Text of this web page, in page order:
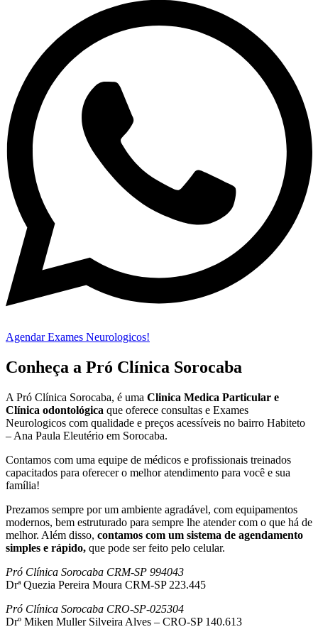
Agendar Exames Neurologicos!
Conheça a Pró Clínica Sorocaba
A Pró Clínica Sorocaba, é uma Clinica Medica Particular e
Clínica odontológica que oferece consultas e Exames
Neurologicos com qualidade e preços acessíveis no bairro Habiteto
– Ana Paula Eleutério em Sorocaba.
Contamos com uma equipe de médicos e profissionais treinados
capacitados para oferecer o melhor atendimento para você e sua
família!
Prezamos sempre por um ambiente agradável, com equipamentos
modernos, bem estruturado para sempre lhe atender com o que há de
melhor. Além disso, contamos com um sistema de agendamento
simples e rápido, que pode ser feito pelo celular.
Pró Clínica Sorocaba CRM-SP 994043
Drª Quezia Pereira Moura CRM-SP 223.445
Pró Clínica Sorocaba CRO-SP-025304
Drº Miken Muller Silveira Alves – CRO-SP 140.613